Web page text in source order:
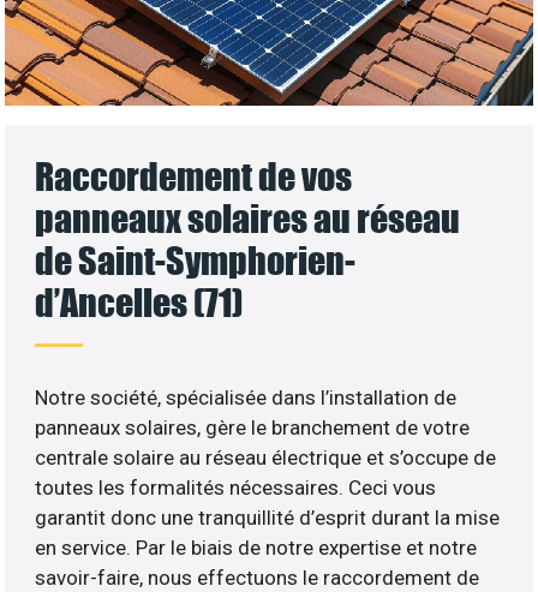
Raccordement de vos
panneaux solaires au réseau
de Saint-Symphorien-
d’Ancelles (71)
Notre société, spécialisée dans l’installation de
panneaux solaires, gère le branchement de votre
centrale solaire au réseau électrique et s’occupe de
toutes les formalités nécessaires. Ceci vous
garantit donc une tranquillité d’esprit durant la mise
en service. Par le biais de notre expertise et notre
savoir-faire, nous effectuons le raccordement de